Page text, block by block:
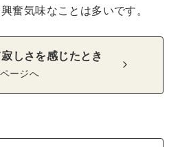
奮気味なことは多いです。
しさを感じたとき
ージへ